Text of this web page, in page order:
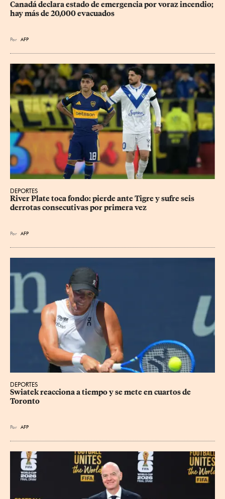
Canadá declara estado de emergencia por voraz incendio;
hay más de 20,000 evacuados
Por AFP
DEPORTES
River Plate toca fondo: pierde ante Tigre y sufre seis
derrotas consecutivas por primera vez
Por AFP
DEPORTES
Swiatek reacciona a tiempo y se mete en cuartos de
Toronto
Por AFP